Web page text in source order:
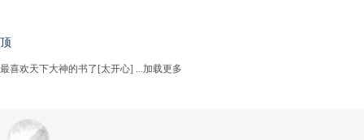
顶
最喜欢天下大神的书了[太开心] ...加载更多